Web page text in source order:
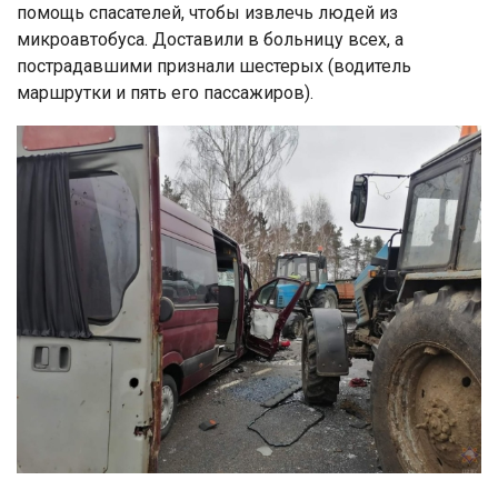
помощь спасателей, чтобы извлечь людей из
микроавтобуса. Доставили в больницу всех, а
пострадавшими признали шестерых (водитель
маршрутки и пять его пассажиров).